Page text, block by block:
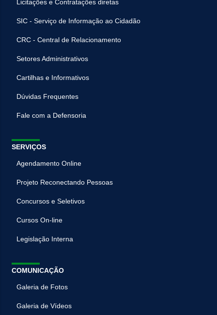
Licitações e Contratações diretas
SIC - Serviço de Informação ao Cidadão
CRC - Central de Relacionamento
Setores Administrativos
Cartilhas e Informativos
Dúvidas Frequentes
Fale com a Defensoria
SERVIÇOS
Agendamento Online
Projeto Reconectando Pessoas
Concursos e Seletivos
Cursos On-line
Legislação Interna
COMUNICAÇÃO
Galeria de Fotos
Galeria de Vídeos